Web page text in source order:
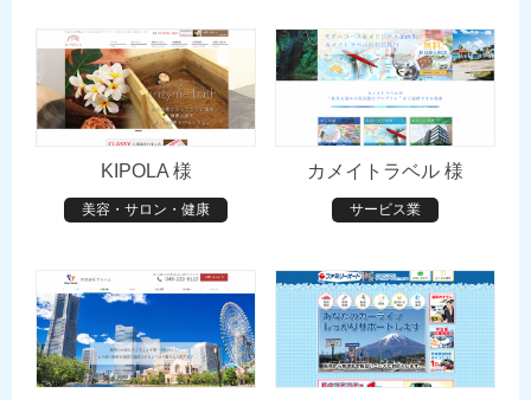
KIPOLA 様
美容・サロン・健康
カメイトラベル 様
サービス業